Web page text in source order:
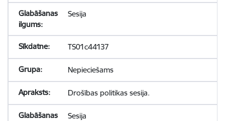
Sesija
TS01c44137
Nepieciešams
Drošības politikas sesija.
Sesija